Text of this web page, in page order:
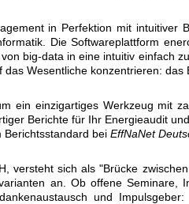
in Perfektion mit intuitiver
Die Softwareplattform
big-data in eine intuitiv einfach
Wesentliche konzentrieren: das
ein einzigartiges Werkzeug mit
Berichte für Ihr Energieaudit
Berichtsstandard bei EffNaNet
versteht sich als"Brücke
an. Ob offene Seminare,
und